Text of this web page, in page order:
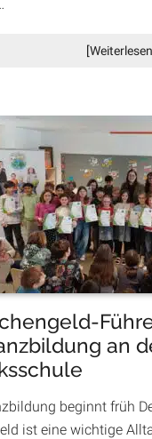
an
beginnt früh
ist eine wichtige